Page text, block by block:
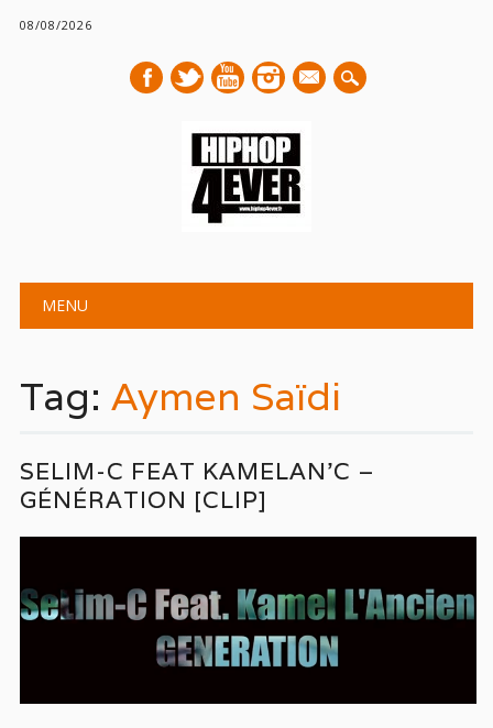
08/08/2026
mail
Main menu
MENU
Tag: Aymen Saïdi
SELIM-C FEAT KAMELAN’C –
GÉNÉRATION [CLIP]